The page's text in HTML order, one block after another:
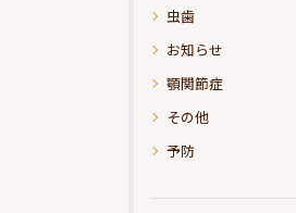
虫歯
お知らせ
顎関節症
その他
予防